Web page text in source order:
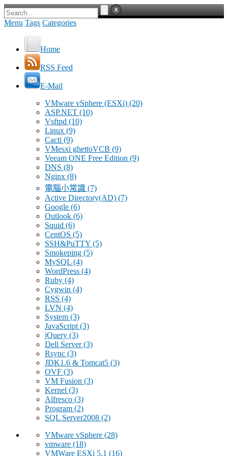
Menu Tags Categories
Home
RSS Feed
E-Mail
VMware vSphere (ESXi) (20)
ASP.NET (10)
Vsftpd (10)
Linux (9)
Cacti (9)
VMesxi ghettoVCB (9)
Veeam ONE Free Edition (9)
DNS (8)
Nginx (8)
電腦小常識 (7)
Active Directory(AD) (7)
Google (6)
Outlook (6)
Squid (6)
CentOS (5)
SSH&PuTTY (5)
Smokeping (5)
MySQL (4)
WordPress (4)
Ruby (4)
Cygwin (4)
RSS (4)
LVN (4)
System (3)
JavaScript (3)
jQuery (3)
Dell Server(3)
Rsync (3)
JDK1.6 & Tomcat5 (3)
OVF (3)
VM Fusion (3)
Kernel (3)
Alfresco (3)
Program (2)
SQL Server2008 (2)
VMware vSphere (28)
vmware (18)
VMWare ESXi 5.1 (16)